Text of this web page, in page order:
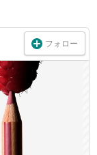
フォロー